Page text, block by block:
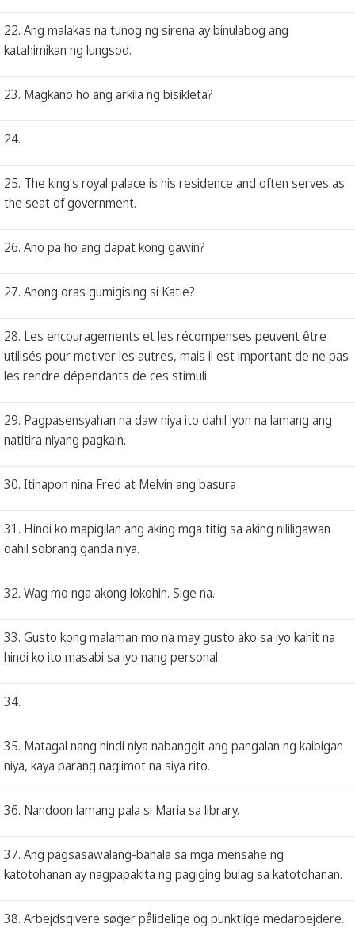
22. Ang malakas na tunog ng sirena ay binulabog ang
katahimikan ng lungsod.
23. Magkano ho ang arkila ng bisikleta?
24.
25. The king's royal palace is his residence and often serves as
the seat of government.
26. Ano pa ho ang dapat kong gawin?
27. Anong oras gumigising si Katie?
28. Les encouragements et les récompenses peuvent être
utilisés pour motiver les autres, mais il est important de ne pas
les rendre dépendants de ces stimuli.
29. Pagpasensyahan na daw niya ito dahil iyon na lamang ang
natitira niyang pagkain.
30. Itinapon nina Fred at Melvin ang basura
31. Hindi ko mapigilan ang aking mga titig sa aking nililigawan
dahil sobrang ganda niya.
32. Wag mo nga akong lokohin. Sige na.
33. Gusto kong malaman mo na may gusto ako sa iyo kahit na
hindi ko ito masabi sa iyo nang personal.
34.
35. Matagal nang hindi niya nabanggit ang pangalan ng kaibigan
niya, kaya parang naglimot na siya rito.
36. Nandoon lamang pala si Maria sa library.
37. Ang pagsasawalang-bahala sa mga mensahe ng
katotohanan ay nagpapakita ng pagiging bulag sa katotohanan.
38. Arbejdsgivere søger pålidelige og punktlige medarbejdere.